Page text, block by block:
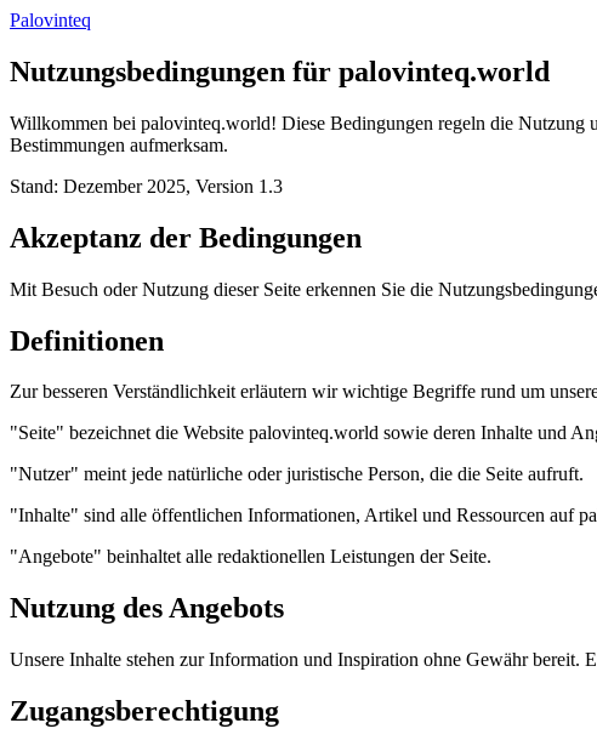
Palovinteq
Nutzungsbedingungen für palovinteq.world
Willkommen bei palovinteq.world! Diese Bedingungen regeln die Nutzung
Bestimmungen aufmerksam.
Stand: Dezember 2025, Version 1.3
Akzeptanz der Bedingungen
Mit Besuch oder Nutzung dieser Seite erkennen Sie die
Definitionen
Zur besseren Verständlichkeit erläutern wir wichtige Begriffe rund um
"Seite" bezeichnet die Website palovinteq.world sowie deren Inhalte und
"Nutzer" meint jede natürliche oder juristische Person, die die Seite aufruft.
"Inhalte" sind alle öffentlichen Informationen, Artikel und Ressourcen auf
"Angebote" beinhaltet alle redaktionellen Leistungen der Seite.
Nutzung des Angebots
Unsere Inhalte stehen zur Information und Inspiration ohne Gewähr
Zugangsberechtigung